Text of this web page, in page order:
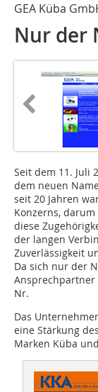
GEA Küba
Nur der
Seit dem 11. Juli
dem neuen
seit 20 Jahren
Konzerns,
die­se
der langen
Zuverlässigkeit
Da sich nur der
Ansprechpartner
Nr.
Das
eine Stärkung
Marken Küba